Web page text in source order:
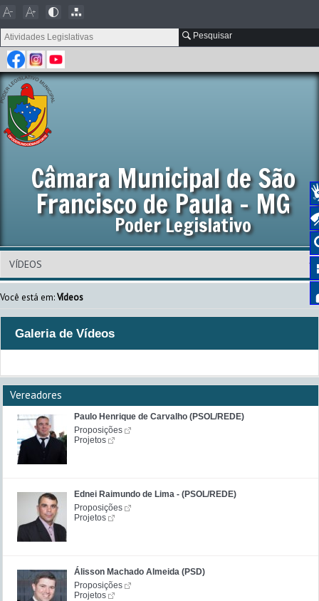
Pesquisar
Câmara Municipal de São
Francisco de Paula - MG
Poder Legislativo
Você está em:Vídeos
Galeria de Vídeos
Vereadores
Paulo Henrique de Carvalho (PSOL/REDE)
Proposições
Projetos
Ednei Raimundo de Lima - (PSOL/REDE)
Proposições
Projetos
Álisson Machado Almeida (PSD)
Proposições
Projetos